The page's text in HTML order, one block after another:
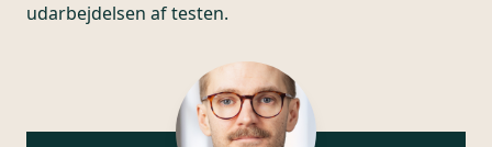
udarbejdelsen af testen.